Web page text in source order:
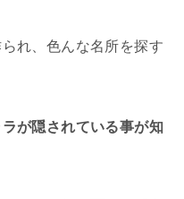
れ、色んな名所を探す
が隠されている事が知